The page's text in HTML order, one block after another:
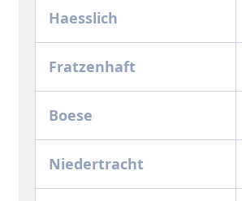
Haesslich
Fratzenhaft
Boese
Niedertracht